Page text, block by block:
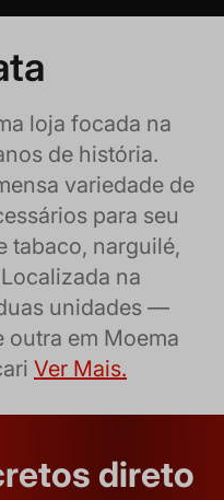
loja focada na
de história.
variedade de
para seu
tabaco, narguilé,
na
unidades —
outra em Moema
Ver Mais.
direto